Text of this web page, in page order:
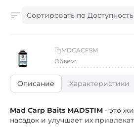
Сортировать по Доступность
MDCACFSM
Объём:
Описание Характеристики
Mad Carp Baits MADSTIM - это
насадок и улучшает их